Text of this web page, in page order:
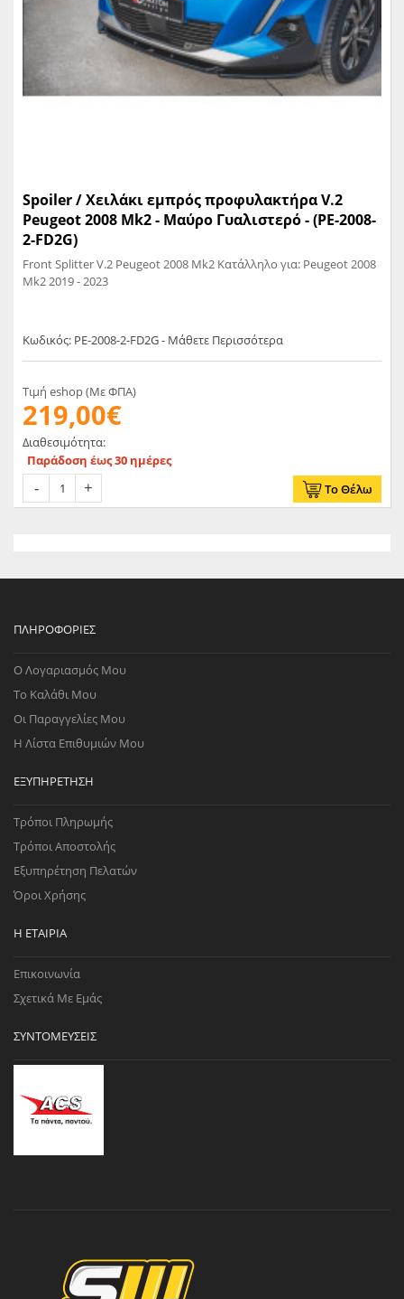
Spoiler / Χειλάκι εμπρός προφυλακτήρα V.2
Peugeot 2008 Mk2 - Μαύρο Γυαλιστερό - (PE-2008-
2-FD2G)
Front Splitter V.2 Peugeot 2008 Mk2 Κατάλληλο για: Peugeot 2008
Mk2 2019 - 2023
Κωδικός: PE-2008-2-FD2G - Μάθετε Περισσότερα
Τιμή eshop (Με ΦΠΑ)
219,00€
Διαθεσιμότητα:
Παράδοση έως 30 ημέρες
Το Θέλω
ΠΛΗΡΟΦΟΡΊΕΣ
Ο Λογαριασμός Μου
Το Καλάθι Μου
Οι Παραγγελίες Μου
Η Λίστα Επιθυμιών Μου
ΕΞΥΠΗΡΈΤΗΣΗ
Τρόποι Πληρωμής
Τρόποι Αποστολής
Εξυπηρέτηση Πελατών
Όροι Χρήσης
Η ΕΤΑΙΡΊΑ
Επικοινωνία
Σχετικά Με Εμάς
ΣΥΝΤΟΜΕΎΣΕΙΣ